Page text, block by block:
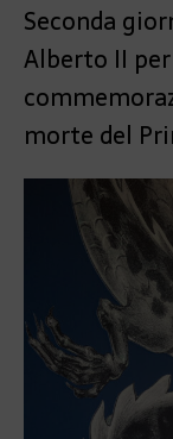
Seconda
Alberto II
morte del